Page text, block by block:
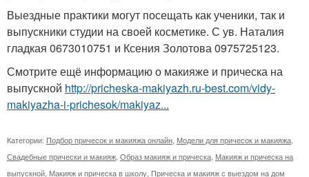
Выездные практики могут посещать как ученики, так и
выпускники студии на своей косметике. С ув. Наталия
гладкая 0673010751 и Ксения Золотова 0975725123.
Смотрите ещё информацию о макияже и прическа на
выпускной http://pricheska-makiyazh.ru-best.com/vidy-
makiyazha-i-prichesok/makiyaz...
Категории: Подбор причесок и макияжа онлайн Модели для причесок и макияжа
Свадебные прически и макияж Образ макияж и прическа Макияж и прическа на
выпускной Макияж и прическа в школу Прическа и макияж с выездом на дом